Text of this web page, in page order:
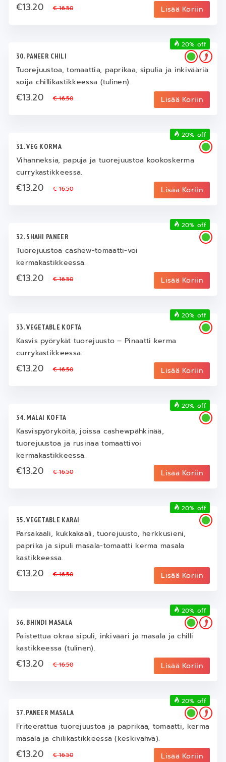
€13.20€ 16.50 Lisää Koriin
30. PANEER CHILI
Tuorejuustoa, tomaattia, paprikaa, sipulia ja inkivääriä
soija chillikastikkeessa (tulinen).
€13.20€ 16.50 Lisää Koriin
20% off
31. VEG KORMA
Vihanneksia, papuja ja tuorejuustoa kookoskerma
currykastikkeessa.
€13.20€ 16.50 Lisää Koriin
20% off
32. SHAHI PANEER
Tuorejuustoa cashew-tomaatti-voi
kermakastikkeessa.
€13.20€ 16.50 Lisää Koriin
20% off
33. VEGETABLE KOFTA
Kasvis pyörykät tuorejuusto – Pinaatti kerma
currykastikkeessa.
€13.20€ 16.50 Lisää Koriin
20% off
34. MALAI KOFTA
Kasvispyöryköitä, joissa cashewpähkinää,
tuorejuustoa ja rusinaa tomaattivoi
kermakastikkeessa.
€13.20€ 16.50 Lisää Koriin
20% off
35. VEGETABLE KARAI
Parsakaali, kukkakaali, tuorejuusto, herkkusieni,
paprika ja sipuli masala-tomaatti kerma masala
kastikkeessa.
€13.20€ 16.50 Lisää Koriin
20% off
36. BHINDI MASALA
Paistettua okraa sipuli, inkivääri ja masala ja chilli
kastikkeessa (tulinen).
€13.20€ 16.50 Lisää Koriin
20% off
37. PANEER MASALA
Friteerattua tuorejuustoa ja paprikaa, tomaatti, kerma
masala ja chilikastikkeessa (keskivahva).
€13.20€ 16.50 Lisää Koriin
20% off